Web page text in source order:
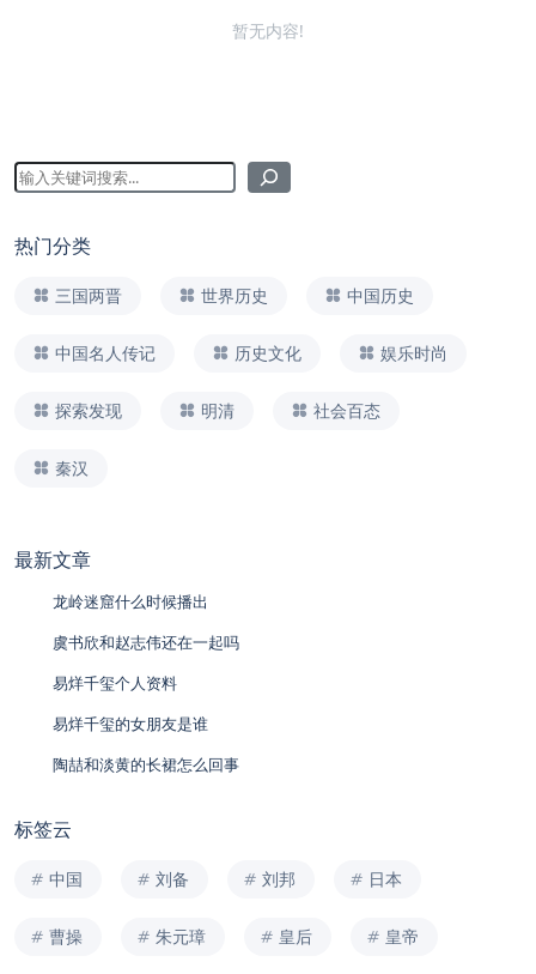
暂无内容!
热门分类
三国两晋 世界历史 中国历史
中国名人传记 历史文化 娱乐时尚
探索发现 明清 社会百态
秦汉
最新文章
龙岭迷窟什么时候播出
虞书欣和赵志伟还在一起吗
易烊千玺个人资料
易烊千玺的女朋友是谁
陶喆和淡黄的长裙怎么回事
标签云
中国 刘备 刘邦 日本
曹操 朱元璋 皇后 皇帝